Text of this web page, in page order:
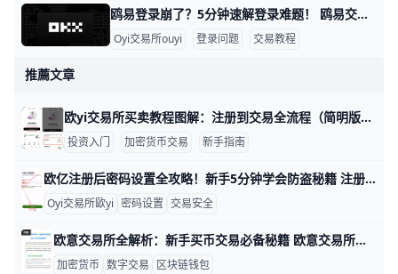
鸥易登录崩了？5分钟速解登录难题！ 鸥易交易所登录不了？别急，这里有简单步骤帮你一步步解决。很多用户遇到这个问题，通常是因为网络慢、缓存堵塞或验证码出错。根据常见反馈，80%的登录失败来自浏览器缓存和网络问题，比如Chrome浏览器缓存没清干净，导致页面卡住。​
Oyi交易所ouyi 登录问题 交易教程
推薦文章
欧yi交易所买卖教程图解：注册到交易全流程（简明版） 欧义（O易）交易所是一家全球性平台，提供现货和其他交易类型，适合初学者快速入门。以2026年的最新流程为基准，本文用简洁语言、具体数据和实例，带你从注册到买卖的全过程。请按照步骤操作，每一步都给出实际操作要点。
投资入门 加密货币交易 新手指南
欧亿注册后密码设置全攻略！新手5分钟学会防盗秘籍 注册O易（欧一，也叫“欧交易所”）后，设置密码是保护账户的第一步。通常分两种：登录密码和资金密码。新手别担心，我用简单步骤带你一步步来，比如用手机号+86 139xxxxxxx注册，密码建议设成“OkX2026!Abc1”这种强组合，包含大小写、数字和符号，长8位以上。​
Oyi交易所歐yi 密码设置 交易安全
欧意交易所全解析：新手买币交易必备秘籍 欧意交易所功能全解析：从买币到交易教学一步通 欧意交易所（OK交易所）是全球热门的数字货币平台，每天有数百万用户交易比特币和USDT等热门币种。它支持现货、合约等多种功能，还提供赚币服务，年化收益可达1%到50%。不管你是新手还是老玩家，这里一步步教你从买币到高级交易。okx+1
加密货币 数字交易 区块链钱包